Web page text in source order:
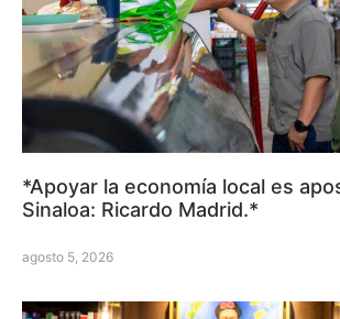
*Apoyar la economía local es
Sinaloa: Ricardo Madrid.*
agosto 5, 2026